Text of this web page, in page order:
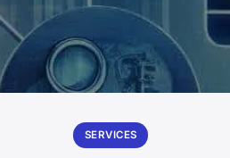
SERVICES